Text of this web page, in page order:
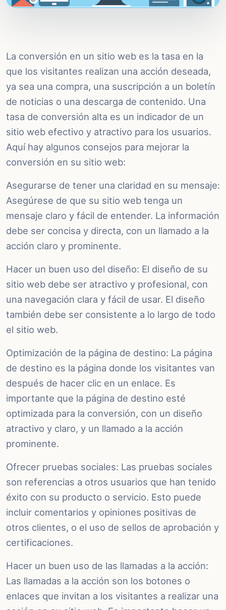
La conversión en un sitio web es la tasa en la
que los visitantes realizan una acción deseada,
ya sea una compra, una suscripción a un boletín
de noticias o una descarga de contenido. Una
tasa de conversión alta es un indicador de un
sitio web efectivo y atractivo para los usuarios.
Aquí hay algunos consejos para mejorar la
conversión en su sitio web:
Asegurarse de tener una claridad en su mensaje:
Asegúrese de que su sitio web tenga un
mensaje claro y fácil de entender. La información
debe ser concisa y directa, con un llamado a la
acción claro y prominente.
Hacer un buen uso del diseño: El diseño de su
sitio web debe ser atractivo y profesional, con
una navegación clara y fácil de usar. El diseño
también debe ser consistente a lo largo de todo
el sitio web.
Optimización de la página de destino: La página
de destino es la página donde los visitantes van
después de hacer clic en un enlace. Es
importante que la página de destino esté
optimizada para la conversión, con un diseño
atractivo y claro, y un llamado a la acción
prominente.
Ofrecer pruebas sociales: Las pruebas sociales
son referencias a otros usuarios que han tenido
éxito con su producto o servicio. Esto puede
incluir comentarios y opiniones positivas de
otros clientes, o el uso de sellos de aprobación y
certificaciones.
Hacer un buen uso de las llamadas a la acción:
Las llamadas a la acción son los botones o
enlaces que invitan a los visitantes a realizar una